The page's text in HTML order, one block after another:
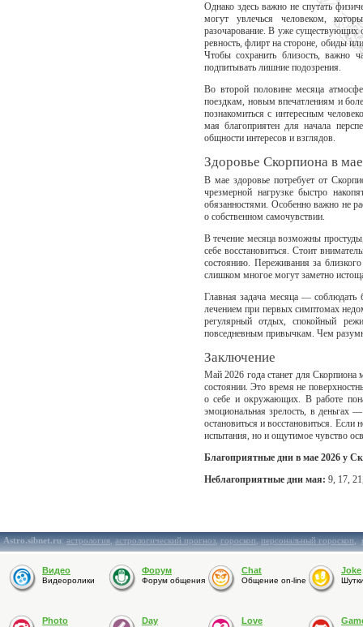
Однако здесь важно не спутать
могут увлечься человеком,
разочарование. В уже существующих
ревность, флирт на стороне, обиды
Чтобы сохранить близость, важно
подпитывать лишние подозрения.
Во второй половине месяца
поездкам, новым впечатлениям и
познакомиться с интересным
мая благоприятен для начала
общности интересов и взглядов.
Здоровье Скорпиона в
В мае здоровье потребует от
чрезмерной нагрузке быстро
обязанностями. Особенно важно не
о собственном самочувствии.
В течение месяца возможны
себе восстановиться. Стоит
состоянию. Переживания за
слишком многое могут заметно
Главная задача месяца —
лечением при первых симптомах
регулярный отдых, спокойный
повседневным привычкам. Чем
Заключение
Май 2026 года станет для
состоянии. Это время не
о себе и окружающих. В работе
эмоциональная зрелость, в деньгах
остановиться и восстановиться.
испытания, но и ощутимое чувство
Благоприятные дни в мае 2026 у
Неблагоприятные дни мая: 9, 17,
Astro.sibnet.ru:астрология,астрологический прогноз,гороскоп,персональный гороскоп,
Видео
Видеоролики
Форум
Форум общения
Chat
Общение on-line
Joke
Photo Day Love